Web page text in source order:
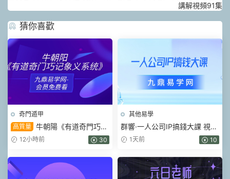
講解視頻91集
猜你喜歡
奇門遁甲
高質量 牛朝陽《有道奇門巧記
象義系統》17集視頻 約3小時
12小時前 30
其他易學
群響·一人公司IP搞錢大課 視頻
+課件pdf
1天前 10